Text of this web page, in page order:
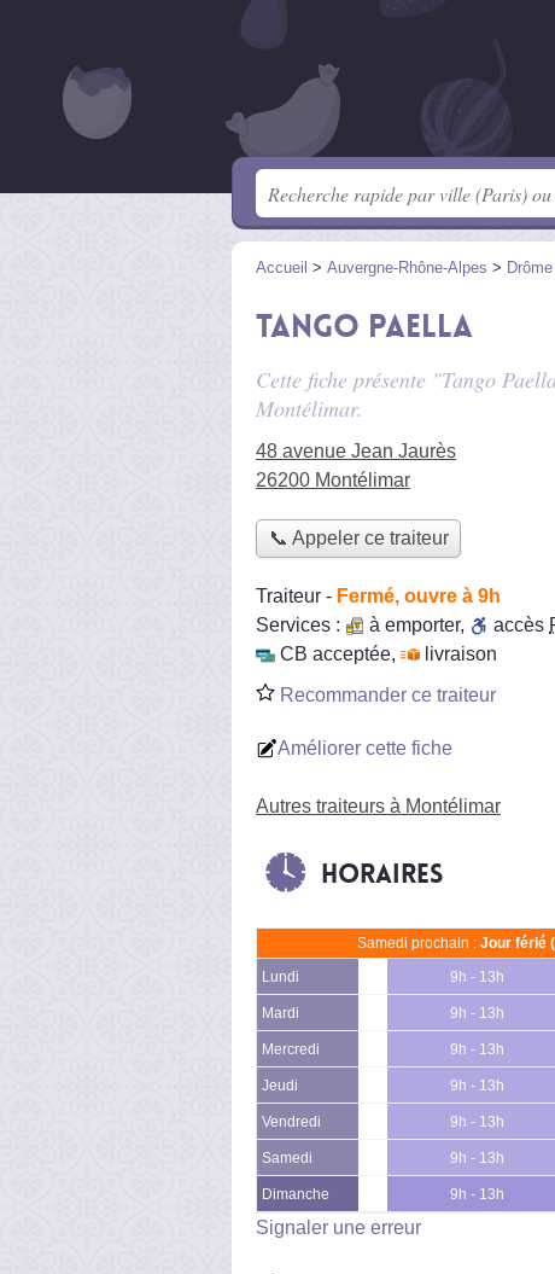
Accueil > Auvergne-Rhône-Alpes > Drôme
Tango Paella
Cette fiche présente "Tango
Montélimar.
48 avenue Jean Jaurès
26200 Montélimar
📞 Appeler ce traiteur
Traiteur - Fermé, ouvre à 9h
Services :
à emporter, accès
CB acceptée,
livraison
Recommander ce traiteur
Améliorer cette fiche
Autres traiteurs à Montélimar
Horaires
Samedi prochain : Jour férié
Lundi 9h - 13h
Mardi 9h - 13h
Mercredi 9h - 13h
Jeudi 9h - 13h
Vendredi 9h - 13h
Samedi 9h - 13h
Dimanche 9h - 13h
Signaler une erreur